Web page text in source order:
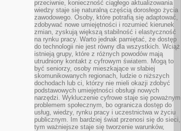
przeciwnie, konieczność ciągłego aktualizowania
wiedzy staje się naturalną częścią dorosłego życia
zawodowego. Osoby, które potrafią się adaptować,
zdobywać nowe umiejętności i rozumieć kierunek
zmian, zyskują większą stabilność i elastyczność
na rynku pracy. Warto jednak pamiętać, że dostęp
do technologii nie jest równy dla wszystkich. Wciąż
istnieją grupy, które z różnych powodów mają
utrudniony kontakt z cyfrowym światem. Mogą to
być seniorzy, osoby mieszkające w słabiej
skomunikowanych regionach, ludzie o niższych
dochodach lub ci, którzy nie mieli okazji zdobyć
podstawowych umiejętności obsługi nowych
narzędzi. Wykluczenie cyfrowe staje się poważnym
problemem społecznym, bo ogranicza dostęp do
usług, wiedzy, rynku pracy i uczestnictwa w życiu
publicznym. Im bardziej świat przenosi się do sieci,
tym ważniejsze staje się tworzenie warunków,